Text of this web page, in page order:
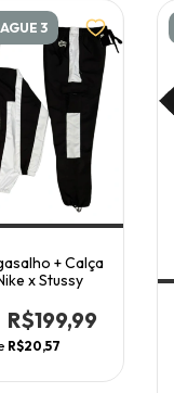
3
+ Calça
x Stussy
R$199,99
R$20,57